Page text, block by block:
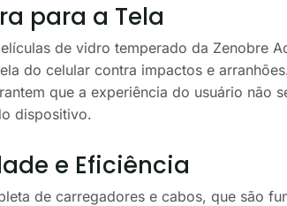
para a Tela
de vidro temperado da Zenobre
do celular contra impactos e
que a experiência do usuário não
dispositivo.
e Eficiência
de carregadores e cabos, que são